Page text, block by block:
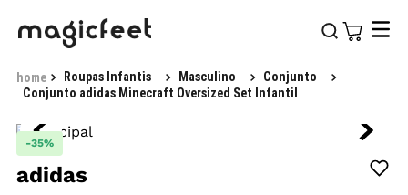
Roupas Infantis Masculino
Conjunto
Conjunto adidas Minecraft Oversized Set Infantil
-35%
adidas